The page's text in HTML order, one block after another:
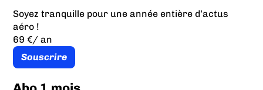
Soyez tranquille pour une année entière d’actus
aéro !
69 €/ an
Souscrire